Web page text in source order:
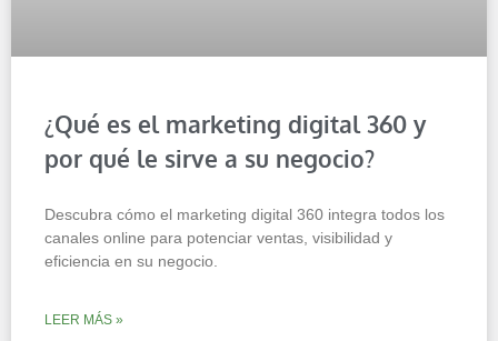
¿Qué es el marketing digital 360 y
por qué le sirve a su negocio?
Descubra cómo el marketing digital 360 integra todos los
canales online para potenciar ventas, visibilidad y
eficiencia en su negocio.
LEER MÁS »